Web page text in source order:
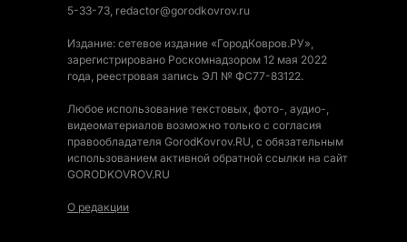
5-33-73, redactor@gorodkovrov.ru
Издание: сетевое издание «ГородКовров.РУ»,
зарегистрировано Роскомнадзором 12 мая 2022
года, реестровая запись ЭЛ № ФС77-83122.
Любое использование текстовых, фото-, аудио-,
видеоматериалов возможно только с согласия
правообладателя GorodKovrov.RU, с обязательным
использованием активной обратной ссылки на сайт
GORODKOVROV.RU
О редакции